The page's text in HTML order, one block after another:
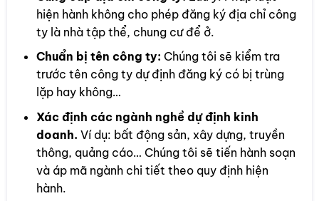
hiện hành không cho phép đăng ký địa chỉ công
ty là nhà tập thể, chung cư để ở.
Chuẩn bị tên công ty: Chúng tôi sẽ kiểm tra
trước tên công ty dự định đăng ký có bị trùng
lặp hay không…
Xác định các ngành nghề dự định kinh
doanh. Ví dụ: bất động sản, xây dựng, truyền
thông, quảng cáo… Chúng tôi sẽ tiến hành soạn
và áp mã ngành chi tiết theo quy định hiện
hành.